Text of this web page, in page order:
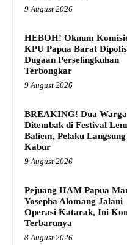
9 August 2026
HEBOH! Oknum
KPU Papua Barat
Dugaan Perselingkuhan
Terbongkar
9 August 2026
BREAKING! Dua Warga
Ditembak di Festival
Baliem, Pelaku Langsung
Kabur
9 August 2026
Pejuang HAM Papua
Yosepha Alomang Jalani
Operasi Katarak, Ini
Terbarunya
8 August 2026